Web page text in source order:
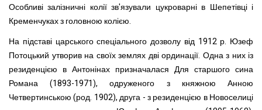
Особливі залізничні колії зв'язували цукроварні в Шепетівці і
Кременчуках з головною колією.
На підставі царського спеціального дозволу від 1912 р. Юзеф
Потоцький утворив на своїх землях дві ординації. Одна з них із
резиденцією в Антонінах призначалася Для старшого сина
Романа (1893-1971), одруженого з княжною Анною
Четвертинською (род. 1902), друга - з резиденцією в Новоселиці